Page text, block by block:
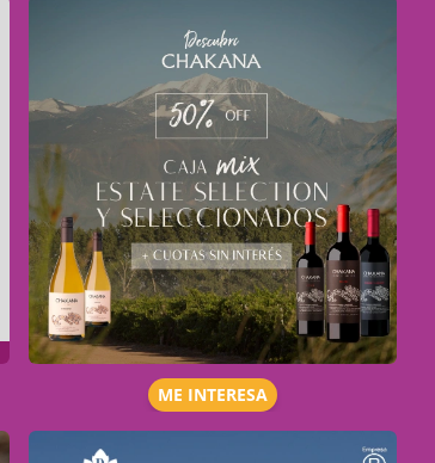
ME INTERESA